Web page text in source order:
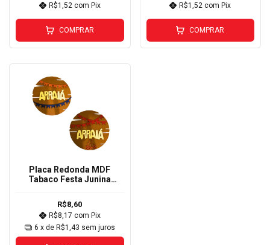
R$1,52 com Pix
COMPRAR
R$1,52com Pix
COMPRAR
Placa Redonda MDF
Tabaco Festa Junina
R$8,60
R$8,17 com Pix
6 x de R$1,43 sem juros